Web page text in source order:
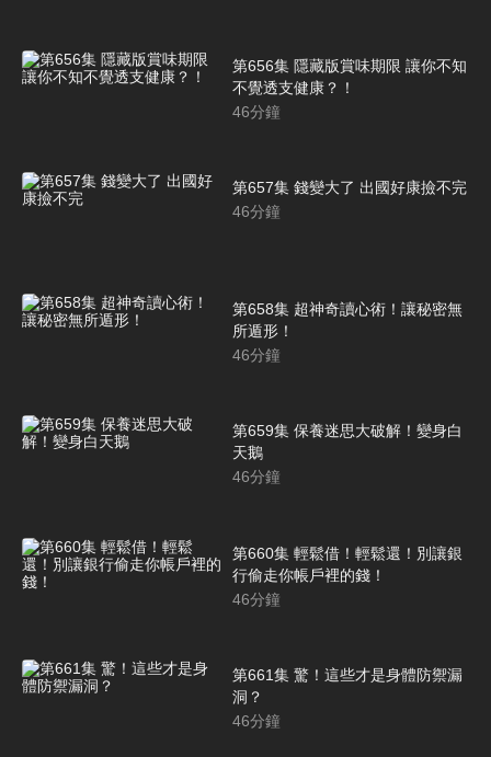
第656集 隱藏版賞味期限 讓你不知
不覺透支健康？！
46分鐘
第657集 錢變大了 出國好康撿不完
46分鐘
第658集 超神奇讀心術！讓秘密無
所遁形！
46分鐘
第659集 保養迷思大破解！變身白
天鵝
46分鐘
第660集 輕鬆借！輕鬆還！別讓銀
行偷走你帳戶裡的錢！
46分鐘
第661集 驚！這些才是身體防禦漏
洞？
46分鐘